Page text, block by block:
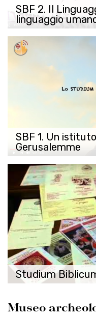
SBF 2. Il
linguaggio
SBF 1. Un
Gerusalemme
Studium
Museo